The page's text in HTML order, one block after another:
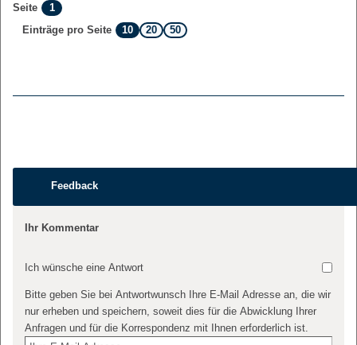
Seite
1
Einträge pro Seite
10 20 50
Feedback
Ihr Kommentar
Ich wünsche eine Antwort
Bitte geben Sie bei Antwortwunsch Ihre E-Mail Adresse an, die wir
nur erheben und speichern, soweit dies für die Abwicklung Ihrer
Anfragen und für die Korrespondenz mit Ihnen erforderlich ist.